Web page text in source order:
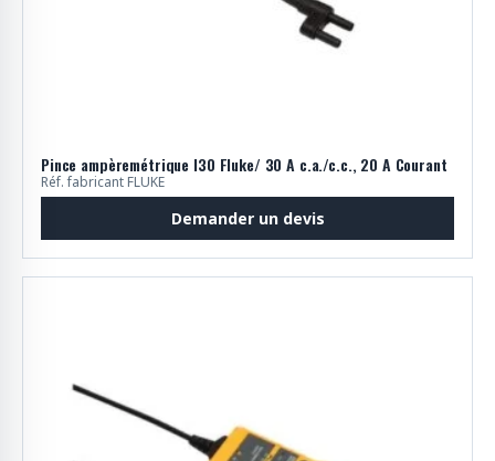
Pince ampèremétrique I30 Fluke/ 30 A c.a./c.c., 20 A Courant
Réf. fabricant FLUKE
Demander un devis